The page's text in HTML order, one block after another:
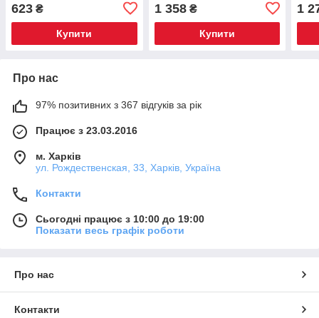
623 ₴
Купити
1 358₴
Купити
1
Про нас
97% позитивних з 367 відгуків за рік
Працює з 23.03.2016
м. Харків
ул. Рождественская, 33, Харків, Україна
Контакти
Сьогодні працює з 10:00 до 19:00
Показати весь графік роботи
Про нас
Контакти